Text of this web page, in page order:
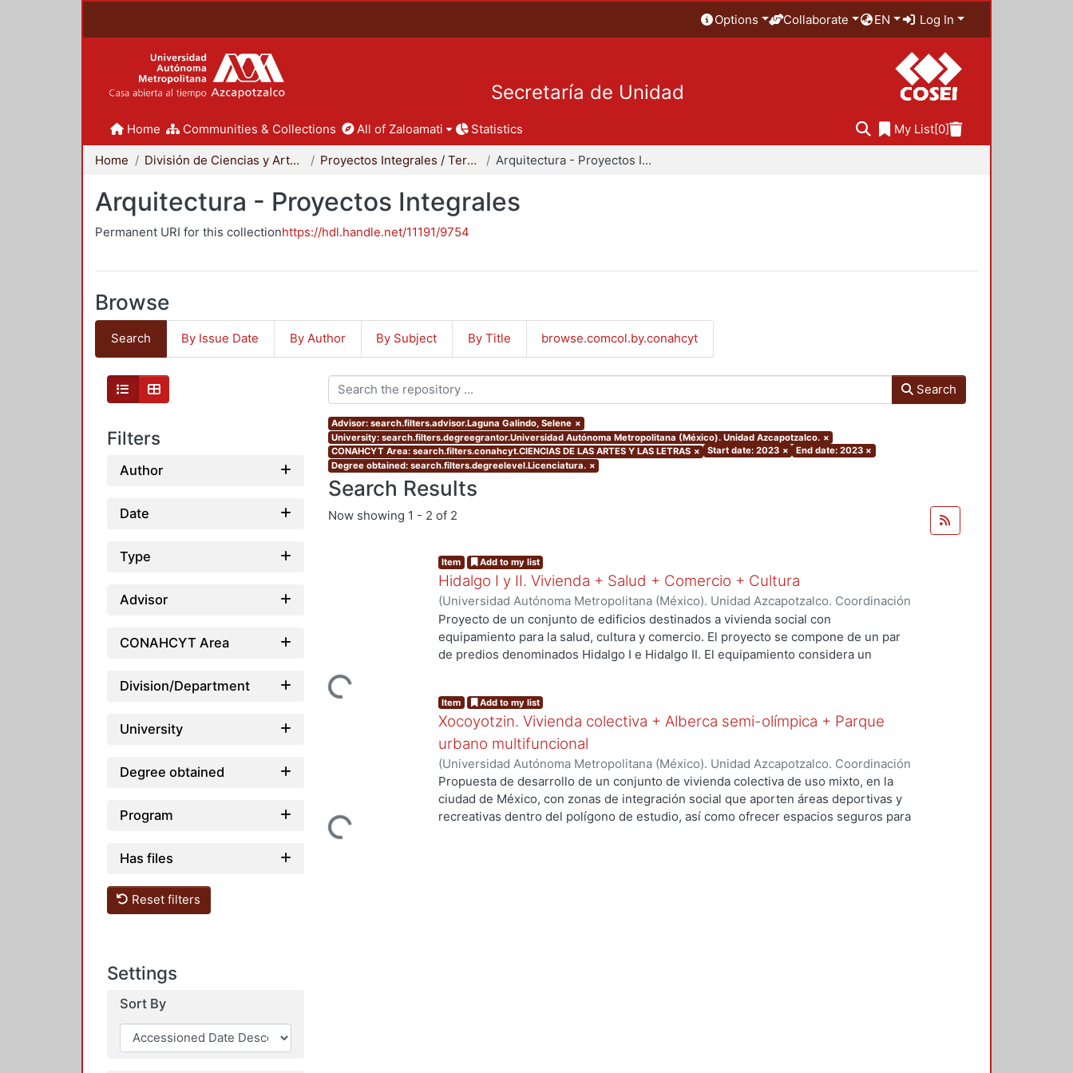
Options Collaborate EN Log In
Secretaría de Unidad
Home Communities & Collections All of Zaloamati Statistics My List[0]
Home División de Ciencias y Artes para el Diseño Proyectos Integrales / Terminales - Licenciatura Arquitectura - Proyectos Integrales
Arquitectura - Proyectos Integrales
Permanent URI for this collectionhttps://hdl.handle.net/11191/9754
Browse
Search By Issue Date By Author By Subject By Title browse.comcol.by.conahcyt
Filters
Author
Date
Type
Advisor
CONAHCYT Area
Division/Department
University
Degree obtained
Program
Has files
Reset filters
Settings
Sort By
Search
Advisor: search.filters.advisor.Laguna Galindo, Selene ×
University: search.filters.degreegrantor.Universidad Autónoma Metropolitana (México). Unidad Azcapotzalco. ×
CONAHCYT Area: search.filters.conahcyt.CIENCIAS DE LAS ARTES Y LAS LETRAS × Start date: 2023 × End date: 2023 ×
Degree obtained: search.filters.degreelevel.Licenciatura. ×
Search Results
Now showing 1 - 2 of 2
Loading...
Item Add to my list
Hidalgo I y II. Vivienda + Salud + Comercio + Cultura
(Universidad Autónoma Metropolitana (México). Unidad Azcapotzalco. Coordinación
de Servicios de Información.,2023-10)Escalona Rivero, Yesenia; Salvador Ramírez,
Raymundo David
Proyecto de un conjunto de edificios destinados a vivienda social con
equipamiento para la salud, cultura y comercio. El proyecto se compone de un par
de predios denominados Hidalgo I e Hidalgo II. El equipamiento considera un
resolver el deterioro y escasez de vivienda asequible además de incluir espacios
verdes, áreas sociales, y mejorar la movilidad entre vehículos, ciclistas y peatones.
Loading...
Item Add to my list
Xocoyotzin. Vivienda colectiva + Alberca semi-olímpica + Parque
urbano multifuncional
(Universidad Autónoma Metropolitana (México). Unidad Azcapotzalco. Coordinación
de Servicios de Información.,2023-10)Lozano Montaño, Andrea
Propuesta de desarrollo de un conjunto de vivienda colectiva de uso mixto, en la
ciudad de México, con zonas de integración social que aporten áreas deportivas y
recreativas dentro del polígono de estudio, así como ofrecer espacios seguros para